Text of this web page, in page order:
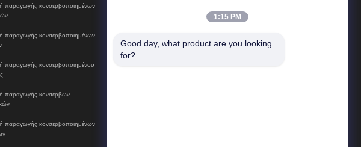
παραγωγής κονσερβοποιημένων
παραγωγής κονσερβοποιημένων
παραγωγής κονσερβοποιημένου
παραγωγής κονσέρβων
παραγωγής κονσερβοποιημένων
1:15 PM
Good day, what product are you looking
for?